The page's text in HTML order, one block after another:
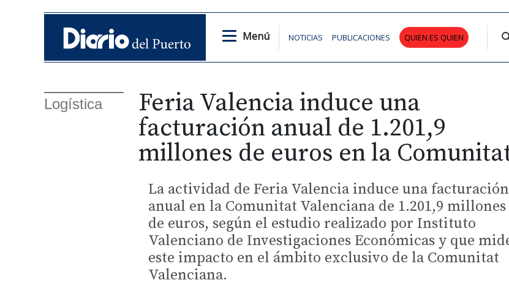
Menú NOTICIAS PUBLICACIONES QUIEN ES QUIEN
Logística
Feria Valencia induce una
facturación anual de 1.201,9
millones de euros en la
La actividad de Feria Valencia induce una facturación
anual en la Comunitat Valenciana de 1.201,9 millones
de euros, según el estudio realizado por Instituto
Valenciano de Investigaciones Económicas y que
este impacto en el ámbito exclusivo de la Comunitat
Valenciana.